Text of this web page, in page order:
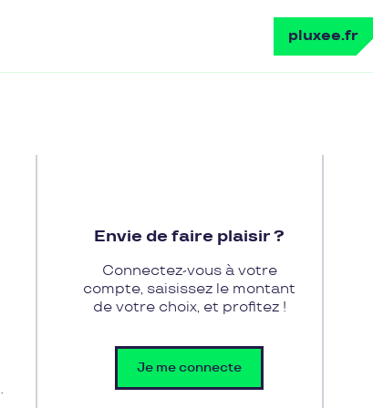
pluxee.fr
Envie de faire plaisir ?
Connectez-vous à votre
compte, saisissez le montant
de votre choix, et profitez !
Je me connecte